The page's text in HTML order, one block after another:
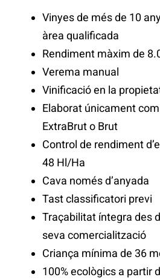
Vinyes de més de 10
àrea qualificada
Rendiment màxim de
Verema manual
Vinificació en la
Elaborat únicament
ExtraBrut o Brut
Control de rendiment
48 Hl/Ha
Cava només d’anyada
Tast classificatori previ
Traçabilitat íntegra des
seva comercialització
Criança mínima de 36
100% ecològics a partir